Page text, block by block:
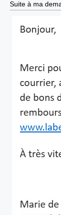
Suite à ma